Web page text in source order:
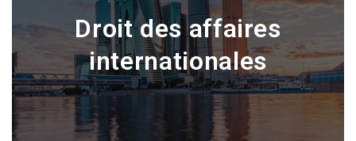
Droit des affaires
internationales